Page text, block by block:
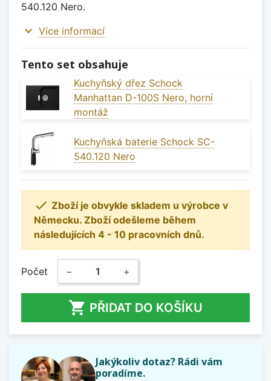
540.120 Nero.
expand_more Více informací
Tento set obsahuje
Kuchyňský dřez Schock
Manhattan D-100S Nero, horní
montáž
Kuchyňská baterie Schock SC-
540.120 Nero
 Zboží je obvykle skladem u výrobce v
Německu. Zboží odešleme během
následujících 4 - 10 pracovních dnů.
Počet − +
 PŘIDAT DO KOŠÍKU
Jakýkoliv dotaz? Rádi vám
poradíme.